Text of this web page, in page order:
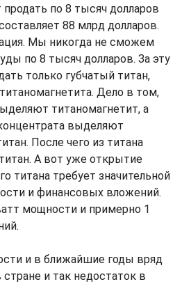
по 8 тысяч долларов
88 млрд долларов.
Мы никогда не сможем
по 8 тысяч долларов. За эту
только губчатый титан,
Дело в том,
титаномагнетит, а
выделяют
После чего из титана
А вот уже открытие
титана требует значительной
и финансовых вложений.
мощности и примерно 1
и в ближайшие годы вряд
и так недостаток в